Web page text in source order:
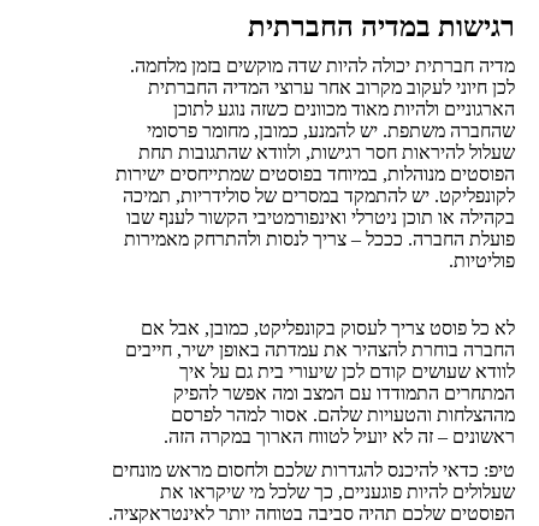
רגישות במדיה החברתית
מדיה חברתית יכולה להיות שדה מוקשים בזמן מלחמה.
לכן חיוני לעקוב מקרוב אחר ערוצי המדיה החברתית
הארגוניים ולהיות מאוד מכוונים כשזה נוגע לתוכן
שהחברה משתפת. יש להמנע, כמובן, מחומר פרסומי
שעלול להיראות חסר רגישות, ולוודא שהתגובות תחת
הפוסטים מנוהלות, במיוחד בפוסטים שמתייחסים ישירות
לקונפליקט. יש להתמקד במסרים של סולידריות, תמיכה
בקהילה או תוכן ניטרלי ואינפורמטיבי הקשור לענף שבו
פועלת החברה. כככל – צריך לנסות ולהתרחק מאמירות
פוליטיות.
לא כל פוסט צריך לעסוק בקונפליקט, כמובן, אבל אם
החברה בוחרת להצהיר את עמדתה באופן ישיר, חייבים
לוודא שעושים קודם לכן שיעורי בית גם על איך
המתחרים התמודדו עם המצב ומה אפשר להפיק
מההצלחות והטעויות שלהם. אסור למהר לפרסם
ראשונים – זה לא יועיל לטווח הארוך במקרה הזה.
טיפ: כדאי להיכנס להגדרות שלכם ולחסום מראש מונחים
שעלולים להיות פוגעניים, כך שלכל מי שיקראו את
הפוסטים שלכם תהיה סביבה בטוחה יותר לאינטראקציה.